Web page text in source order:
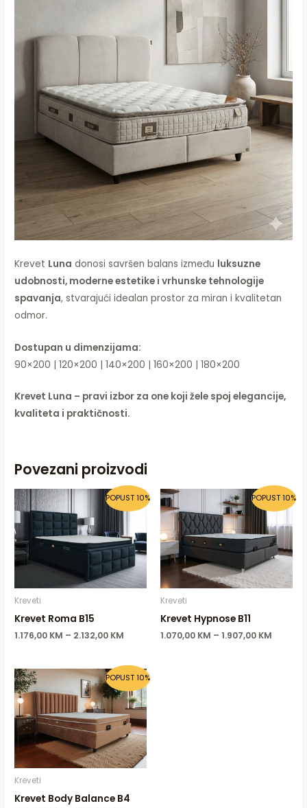
Krevet Luna donosi savršen balans između luksuzne
udobnosti, moderne estetike i vrhunske tehnologije
spavanja, stvarajući idealan prostor za miran i kvalitetan
odmor.
Dostupan u dimenzijama:
90×200 | 120×200 | 140×200 | 160×200 | 180×200
Krevet Luna – pravi izbor za one koji žele spoj elegancije,
kvaliteta i praktičnosti.
Povezani proizvodi
POPUST 10%
Kreveti
Krevet Roma B15
1.176,00 KM – 2.132,00 KM
POPUST 10%
Kreveti
Krevet Hypnose B11
1.070,00 KM – 1.907,00 KM
POPUST 10%
Kreveti
Krevet Body Balance B4